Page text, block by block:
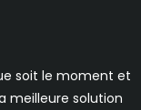
soit le moment et
meilleure solution